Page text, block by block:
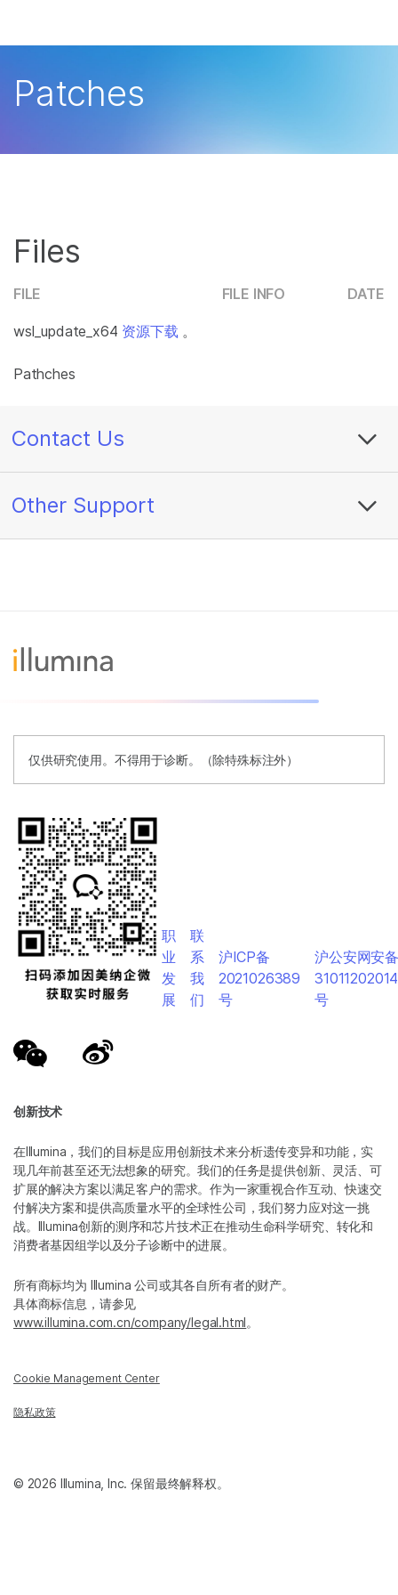
学习
公司
推荐内容链接
Patches
Files
FILE FILE INFO DATE
wsl_update_x64 资源下载 。
Pathches
Contact Us
Other Support
仅供研究使用。不得用于诊断。（除特殊标注外）
创新技术
在Illumina，我们的目标是应用创新技术来分析遗传变异和功能，实
现几年前甚至还无法想象的研究。我们的任务是提供创新、灵活、可
扩展的解决方案以满足客户的需求。作为一家重视合作互动、快速交
付解决方案和提供高质量水平的全球性公司，我们努力应对这一挑
战。Illumina创新的测序和芯片技术正在推动生命科学研究、转化和
消费者基因组学以及分子诊断中的进展。
所有商标均为 Illumina 公司或其各自所有者的财产。
具体商标信息，请参见
www.illumina.com.cn/company/legal.html。
Cookie Management Center
隐私政策
职
业
发
展
联
系
我
们
沪ICP备
2021026389
号
沪公安网安
号
© 2026 Illumina, Inc. 保留最终解释权。
癌症研究
农业基因组学
遗传病和罕见病